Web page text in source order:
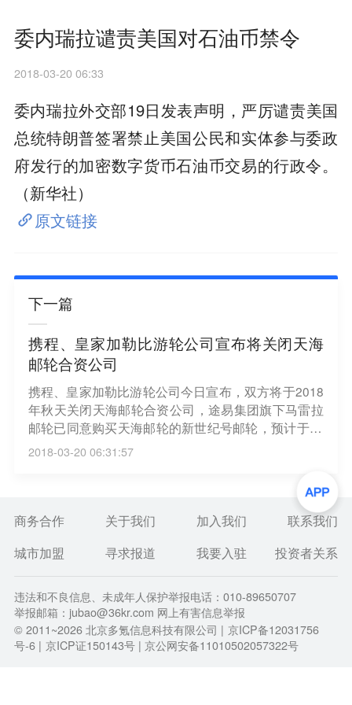
委内瑞拉谴责美国对石油币禁令
2018-03-20 06:33
委内瑞拉外交部19日发表声明，严厉谴责美国
总统特朗普签署禁止美国公民和实体参与委政
府发行的加密数字货币石油币交易的行政令。
（新华社）
原文链接
下一篇
携程、皇家加勒比游轮公司宣布将关闭天海
邮轮合资公司
携程、皇家加勒比游轮公司今日宣布，双方将于2018
年秋天关闭天海邮轮合资公司，途易集团旗下马雷拉
邮轮已同意购买天海邮轮的新世纪号邮轮，预计于20
18年12月在满足一定交易所需条件下进行移交。天海
2018-03-20 06:31:57
商务合作 关于我们 加入我们
联系我们
城市加盟
寻求报道 我要入驻 投资者关系
违法和不良信息、未成年人保护举报电话：010-89650707
举报邮箱：jubao@36kr.com 网上有害信息举报
© 2011~2026北京多氪信息科技有限公司 | 京ICP备12031756
号-6 | 京ICP证150143号 | 京公网安备11010502057322号